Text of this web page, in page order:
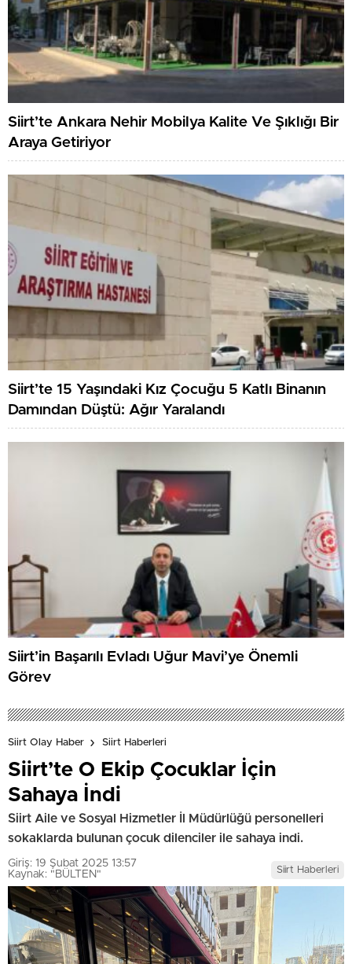
Siirt’te Ankara Nehir Mobilya Kalite Ve Şıklığı Bir
Araya Getiriyor
Siirt’te 15 Yaşındaki Kız Çocuğu 5 Katlı Binanın
Damından Düştü: Ağır Yaralandı
Siirt’in Başarılı Evladı Uğur Mavi’ye Önemli
Görev
Siirt Olay Haber Siirt Haberleri
Siirt’te O Ekip Çocuklar İçin
Sahaya İndi
Siirt Aile ve Sosyal Hizmetler İl Müdürlüğü personelleri
sokaklarda bulunan çocuk dilenciler ile sahaya indi.
Giriş: 19 Şubat 2025 13:57
Kaynak: "BÜLTEN"
Siirt Haberleri